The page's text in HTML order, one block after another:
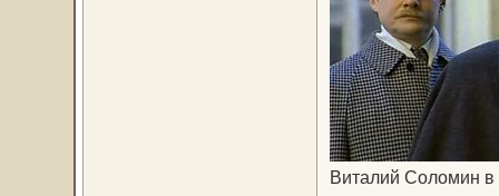
Виталий Соломин